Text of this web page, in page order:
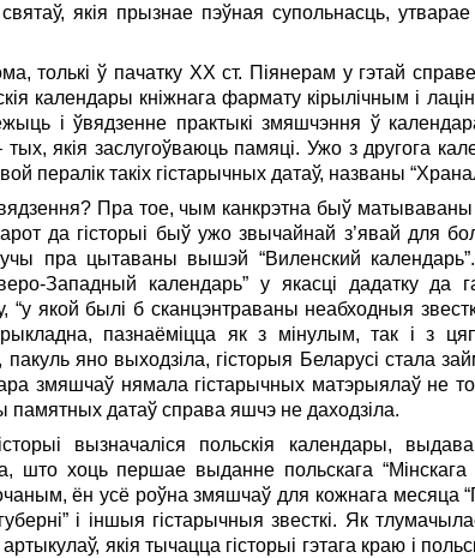
якія прызнае пэўная супольнасць,
толькі ў пачатку ХХ ст. Піянерам у гэтай
календары кніжнага фармату кірылічным і
і ўвядзенне практыкі змяшчэння ў
якія заслугоўваюць памяці. Ужо з другога
пералік такіх гістарычных датаў, названы
Пра тое, чым канкрэтна быў
да гісторыі быў ужо звычайнай з’явай для
пра цытаваны вышэй “Виленский
Западный календарь” у якасці дадатку да
“у якой былі б сканцэнтраваны неабходныя
пазнаёміцца як з мінулым, так і з
яно выходзіла, гісторыя Беларусі стала
змяшчаў нямала гістарычных матэрыялаў не
памятных датаў справа яшчэ не даходзіла.
вызначаліся польскія календары,
хоць першае выданне польскага “Мінскага
ён усё роўна змяшчаў для кожнага месяца
і іншыя гістарычныя звесткі. Як
якія тычацца гісторыі гэтага краю і